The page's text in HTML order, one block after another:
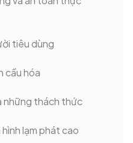
tiêu dùng
cầu hóa
những thách thức
lạm phát cao